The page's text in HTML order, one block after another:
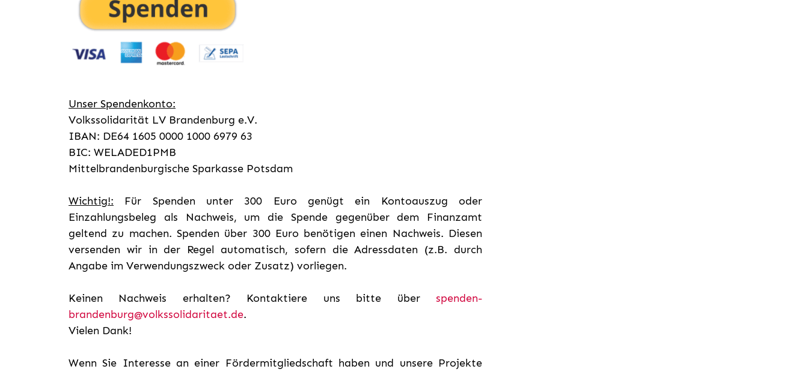
Unser Spendenkonto:
Volkssolidarität LV Brandenburg e.V.
IBAN: DE64 1605 0000 1000 6979 63
BIC: WELADED1PMB
Mittelbrandenburgische Sparkasse Potsdam
Wichtig!: Für Spenden unter 300 Euro genügt ein Kontoauszug oder
Einzahlungsbeleg als Nachweis, um die Spende gegenüber dem Finanzamt
geltend zu machen. Spenden über 300 Euro benötigen einen Nachweis. Diesen
versenden wir in der Regel automatisch, sofern die Adressdaten (z.B. durch
Angabe im Verwendungszweck oder Zusatz) vorliegen.
Keinen Nachweis erhalten? Kontaktiere uns bitte über spenden-
brandenburg@volkssolidaritaet.de.
Vielen Dank!
Wenn Sie Interesse an einer Fördermitgliedschaft haben und unsere Projekte